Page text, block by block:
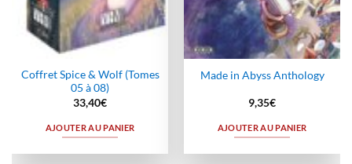
Coffret Spice & Wolf (Tomes
05 à 08)
33,40€
AJOUTER AU PANIER
Made in Abyss Anthology
9,35€
AJOUTER AU PANIER